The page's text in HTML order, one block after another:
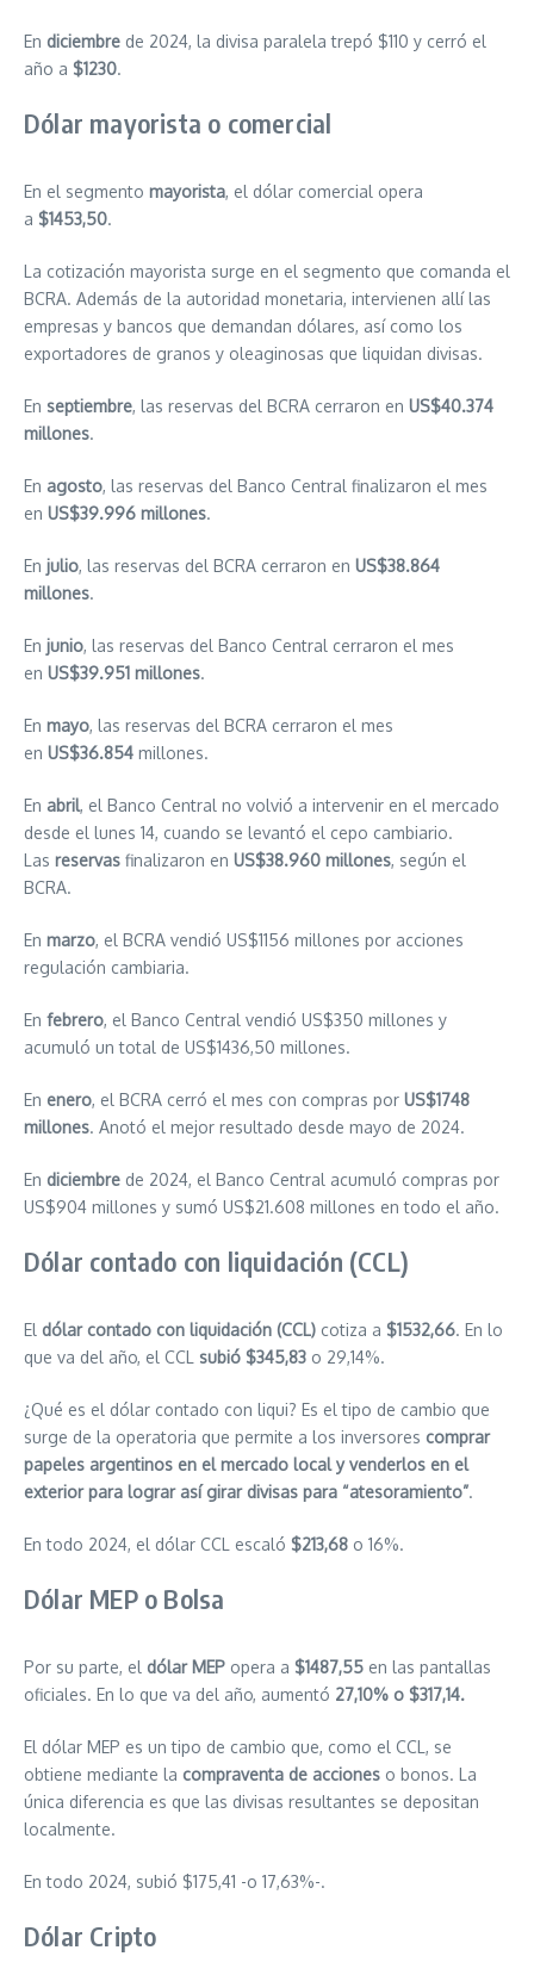
En diciembre de 2024, la divisa paralela trepó $110 y cerró el
año a $1230.
Dólar mayorista o comercial
En el segmento mayorista, el dólar comercial opera
a $1453,50.
La cotización mayorista surge en el segmento que comanda el
BCRA. Además de la autoridad monetaria, intervienen allí las
empresas y bancos que demandan dólares, así como los
exportadores de granos y oleaginosas que liquidan divisas.
En septiembre, las reservas del BCRA cerraron en US$40.374
millones.
En agosto, las reservas del Banco Central finalizaron el mes
en US$39.996 millones.
En julio, las reservas del BCRA cerraron en US$38.864
millones.
En junio, las reservas del Banco Central cerraron el mes
en US$39.951 millones.
En mayo, las reservas del BCRA cerraron el mes
en US$36.854 millones.
En abril, el Banco Central no volvió a intervenir en el mercado
desde el lunes 14, cuando se levantó el cepo cambiario.
Las reservas finalizaron en US$38.960 millones, según el
BCRA.
En marzo, el BCRA vendió US$1156 millones por acciones
regulación cambiaria.
En febrero, el Banco Central vendió US$350 millones y
acumuló un total de US$1436,50 millones.
En enero, el BCRA cerró el mes con compras por US$1748
millones. Anotó el mejor resultado desde mayo de 2024.
En diciembre de 2024, el Banco Central acumuló compras por
US$904 millones y sumó US$21.608 millones en todo el año.
Dólar contado con liquidación (CCL)
El dólar contado con liquidación (CCL) cotiza a $1532,66. En lo
que va del año, el CCL subió $345,83 o 29,14%.
¿Qué es el dólar contado con liqui? Es el tipo de cambio que
surge de la operatoria que permite a los inversores comprar
papeles argentinos en el mercado local y venderlos en el
exterior para lograr así girar divisas para “atesoramiento”.
En todo 2024, el dólar CCL escaló $213,68 o 16%.
Dólar MEP o Bolsa
Por su parte, el dólar MEP opera a $1487,55 en las pantallas
oficiales. En lo que va del año, aumentó 27,10% o $317,14.
El dólar MEP es un tipo de cambio que, como el CCL, se
obtiene mediante la compraventa de acciones o bonos. La
única diferencia es que las divisas resultantes se depositan
localmente.
En todo 2024, subió $175,41 -o 17,63%-.
Dólar Cripto